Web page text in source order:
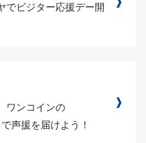
でビジター応援デー開
ワンコインの
声援を届けよう！